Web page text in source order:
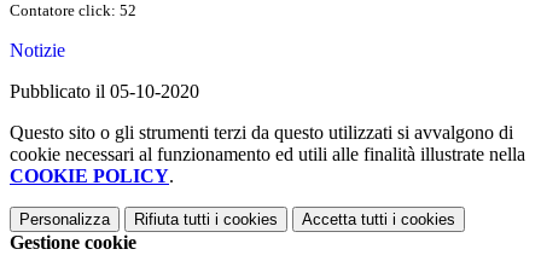
Contatore click: 52
Notizie
Pubblicato il 05-10-2020
Questo sito o gli strumenti terzi da questo utilizzati si avvalgono di
cookie necessari al funzionamento ed utili alle finalità illustrate nella
COOKIE POLICY.
Personalizza Rifiuta tutti i cookies Accetta tutti i cookies
Gestione cookie